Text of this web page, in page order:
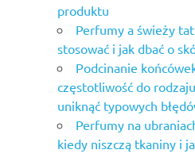
produktu
Perfumy a świeży
stosować i jak dbać o
Podcinanie
częstotliwość do
uniknąć typowych
Perfumy na
kiedy niszczą tkaniny i